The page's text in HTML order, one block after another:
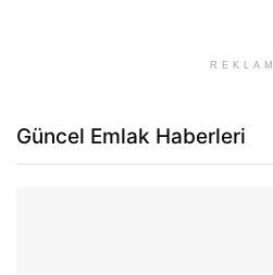
REKLAM
Güncel Emlak Haberleri